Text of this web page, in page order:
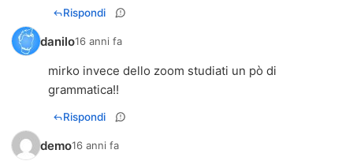
Rispondi
danilo16 anni fa
mirko invece dello zoom studiati un pò di
grammatica!!
Rispondi
demo16 anni fa